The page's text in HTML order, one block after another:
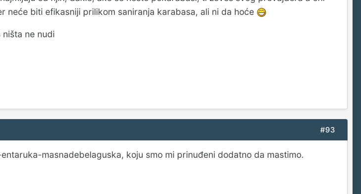
neće biti efikasniji prilikom saniranja karabasa, ali ni da hoće
ne nudi
#93
masnadebelaguska, koju smo mi prinuđeni dodatno da mastimo.